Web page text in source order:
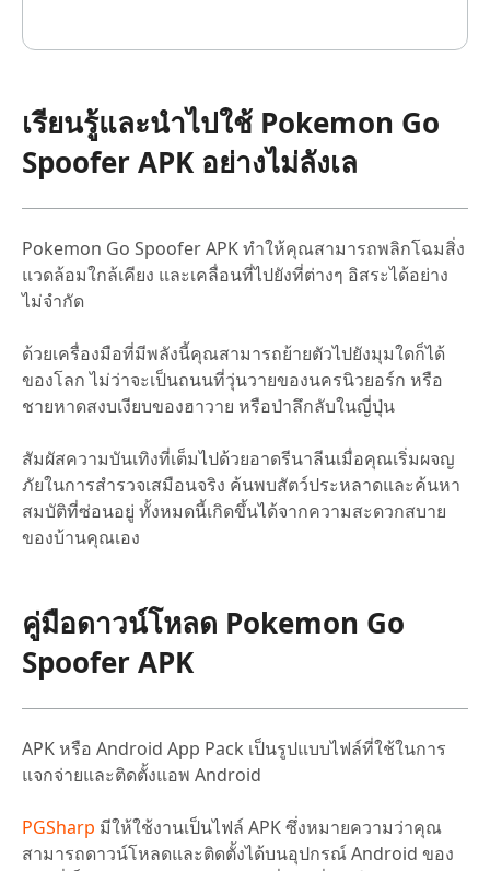
เรียนรู้และนำไปใช้ Pokemon Go
Spoofer APK อย่างไม่ลังเล
Pokemon Go Spoofer APK ทำให้คุณสามารถพลิกโฉมสิ่ง
แวดล้อมใกล้เคียง และเคลื่อนที่ไปยังที่ต่างๆ อิสระได้อย่าง
ไม่จำกัด
ด้วยเครื่องมือที่มีพลังนี้คุณสามารถย้ายตัวไปยังมุมใดก็ได้
ของโลก ไม่ว่าจะเป็นถนนที่วุ่นวายของนครนิวยอร์ก หรือ
ชายหาดสงบเงียบของฮาวาย หรือป่าลึกลับในญี่ปุ่น
สัมผัสความบันเทิงที่เต็มไปด้วยอาดรีนาลีนเมื่อคุณเริ่มผจญ
ภัยในการสำรวจเสมือนจริง ค้นพบสัตว์ประหลาดและค้นหา
สมบัติที่ซ่อนอยู่ ทั้งหมดนี้เกิดขึ้นได้จากความสะดวกสบาย
ของบ้านคุณเอง
คู่มือดาวน์โหลด Pokemon Go
Spoofer APK
APK หรือ Android App Pack เป็นรูปแบบไฟล์ที่ใช้ในการ
แจกจ่ายและติดตั้งแอพ Android
PGSharp มีให้ใช้งานเป็นไฟล์ APK ซึ่งหมายความว่าคุณ
สามารถดาวน์โหลดและติดตั้งได้บนอุปกรณ์ Android ของ